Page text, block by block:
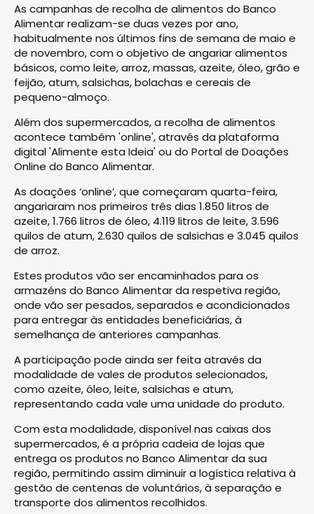
As campanhas de recolha de alimentos do Banco
Alimentar realizam-se duas vezes por ano,
habitualmente nos últimos fins de semana de maio e
de novembro, com o objetivo de angariar alimentos
básicos, como leite, arroz, massas, azeite, óleo, grão e
feijão, atum, salsichas, bolachas e cereais de
pequeno-almoço.
Além dos supermercados, a recolha de alimentos
acontece também 'online', através da plataforma
digital 'Alimente esta Ideia' ou do Portal de Doações
Online do Banco Alimentar.
As doações ‘online’, que começaram quarta-feira,
angariaram nos primeiros três dias 1.850 litros de
azeite, 1.766 litros de óleo, 4.119 litros de leite, 3.596
quilos de atum, 2.630 quilos de salsichas e 3.045 quilos
de arroz.
Estes produtos vão ser encaminhados para os
armazéns do Banco Alimentar da respetiva região,
onde vão ser pesados, separados e acondicionados
para entregar às entidades beneficiárias, à
semelhança de anteriores campanhas.
A participação pode ainda ser feita através da
modalidade de vales de produtos selecionados,
como azeite, óleo, leite, salsichas e atum,
representando cada vale uma unidade do produto.
Com esta modalidade, disponível nas caixas dos
supermercados, é a própria cadeia de lojas que
entrega os produtos no Banco Alimentar da sua
região, permitindo assim diminuir a logística relativa à
gestão de centenas de voluntários, à separação e
transporte dos alimentos recolhidos.